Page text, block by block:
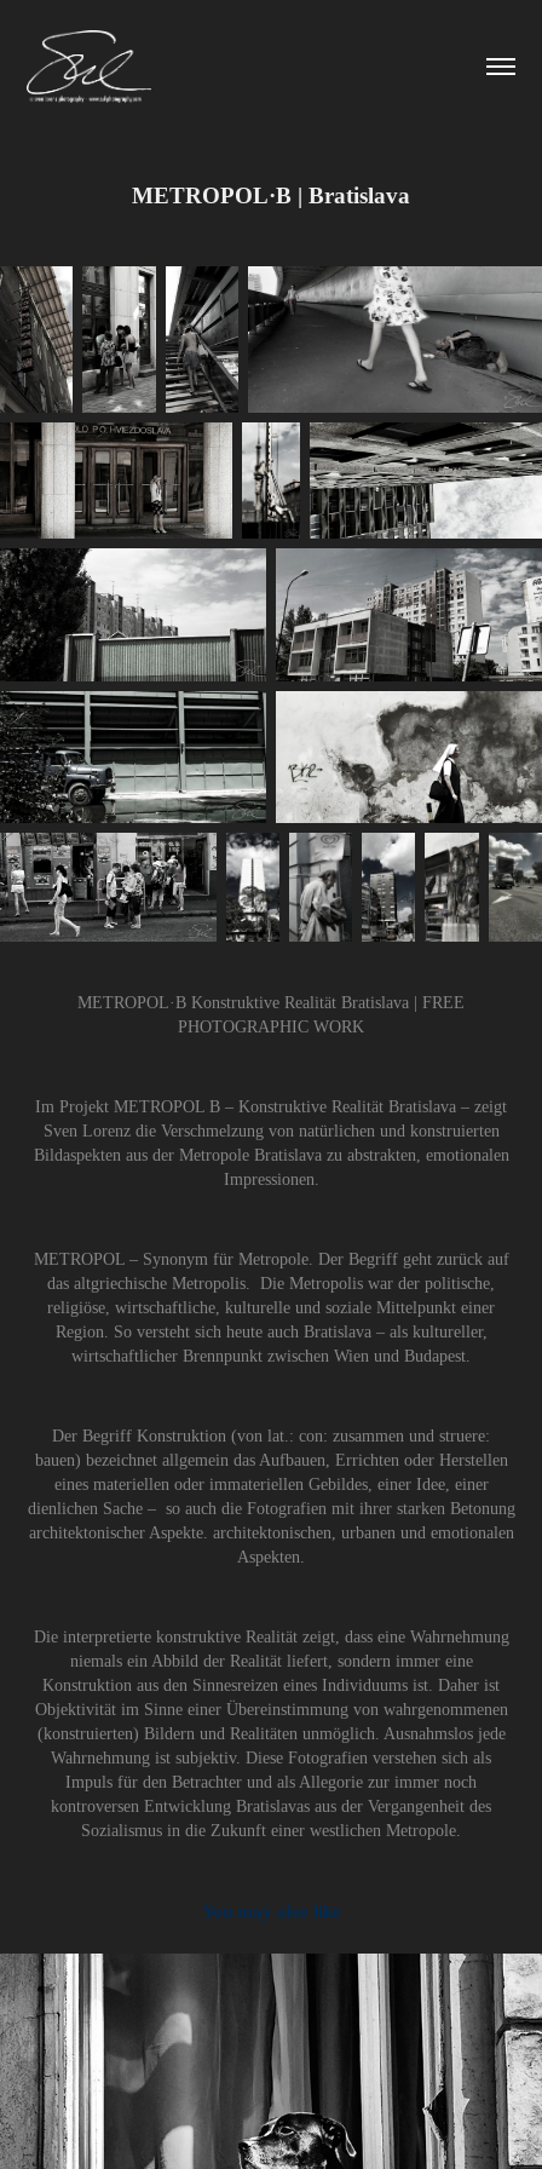
METROPOL·B | Bratislava
METROPOL·B Konstruktive Realität Bratislava | FREE
PHOTOGRAPHIC WORK
Im Projekt METROPOL B – Konstruktive Realität Bratislava – zeigt
Sven Lorenz die Verschmelzung von natürlichen und konstruierten
Bildaspekten aus der Metropole Bratislava zu abstrakten, emotionalen
Impressionen.
METROPOL – Synonym für Metropole. Der Begriff geht zurück auf
das altgriechische Metropolis. Die Metropolis war der politische,
religiöse, wirtschaftliche, kulturelle und soziale Mittelpunkt einer
Region. So versteht sich heute auch Bratislava – als kultureller,
wirtschaftlicher Brennpunkt zwischen Wien und Budapest.
Der Begriff Konstruktion (von lat.: con: zusammen und struere:
bauen) bezeichnet allgemein das Aufbauen, Errichten oder Herstellen
eines materiellen oder immateriellen Gebildes, einer Idee, einer
dienlichen Sache – so auch die Fotografien mit ihrer starken Betonung
architektonischer Aspekte. architektonischen, urbanen und emotionalen
Aspekten.
Die interpretierte konstruktive Realität zeigt, dass eine Wahrnehmung
niemals ein Abbild der Realität liefert, sondern immer eine
Konstruktion aus den Sinnesreizen eines Individuums ist. Daher ist
Objektivität im Sinne einer Übereinstimmung von wahrgenommenen
(konstruierten) Bildern und Realitäten unmöglich. Ausnahmslos jede
Wahrnehmung ist subjektiv. Diese Fotografien verstehen sich als
Impuls für den Betrachter und als Allegorie zur immer noch
kontroversen Entwicklung Bratislavas aus der Vergangenheit des
Sozialismus in die Zukunft einer westlichen Metropole.
You may also like
2025
Dogs & Cats